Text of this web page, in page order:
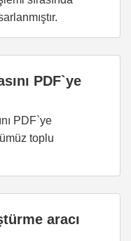
PDF`ye
PDF`ye
toplu
aracı